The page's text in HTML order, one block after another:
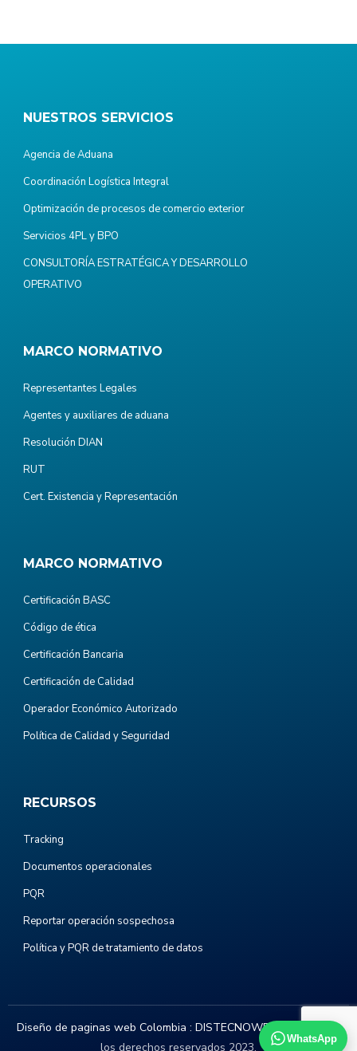
NUESTROS SERVICIOS
Agencia de Aduana
Coordinación Logística Integral
Optimización de procesos de comercio exterior
Servicios 4PL y BPO
CONSULTORÍA ESTRATÉGICA Y DESARROLLO
OPERATIVO
MARCO NORMATIVO
Representantes Legales
Agentes y auxiliares de aduana
Resolución DIAN
RUT
Cert. Existencia y Representación
MARCO NORMATIVO
Certificación BASC
Código de ética
Certificación Bancaria
Certificación de Calidad
Operador Económico Autorizado
Política de Calidad y Seguridad
RECURSOS
Tracking
Documentos operacionales
PQR
Reportar operación sospechosa
Política y PQR de tratamiento de datos
Diseño de paginas web Colombia : DISTECNOWEB.COM
. Todos
los derechos reservados 2023.
WhatsApp